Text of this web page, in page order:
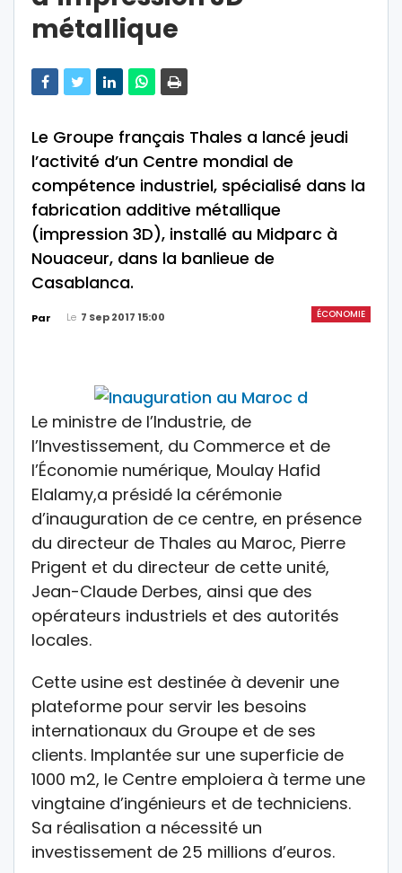
métallique
Le Groupe français Thales a lancé jeudi
l’activité d’un Centre mondial de
compétence industriel, spécialisé dans la
fabrication additive métallique
(impression 3D), installé au Midparc à
Nouaceur, dans la banlieue de
Casablanca.
ÉCONOMIE
Par Le 7 Sep 2017 15:00
Le ministre de l’Industrie, de
l’Investissement, du Commerce et de
l’Économie numérique, Moulay Hafid
Elalamy,a présidé la cérémonie
d’inauguration de ce centre, en présence
du directeur de Thales au Maroc, Pierre
Prigent et du directeur de cette unité,
Jean-Claude Derbes, ainsi que des
opérateurs industriels et des autorités
locales.
Cette usine est destinée à devenir une
plateforme pour servir les besoins
internationaux du Groupe et de ses
clients. Implantée sur une superficie de
1000 m2, le Centre emploiera à terme une
vingtaine d’ingénieurs et de techniciens.
Sa réalisation a nécessité un
investissement de 25 millions d’euros.